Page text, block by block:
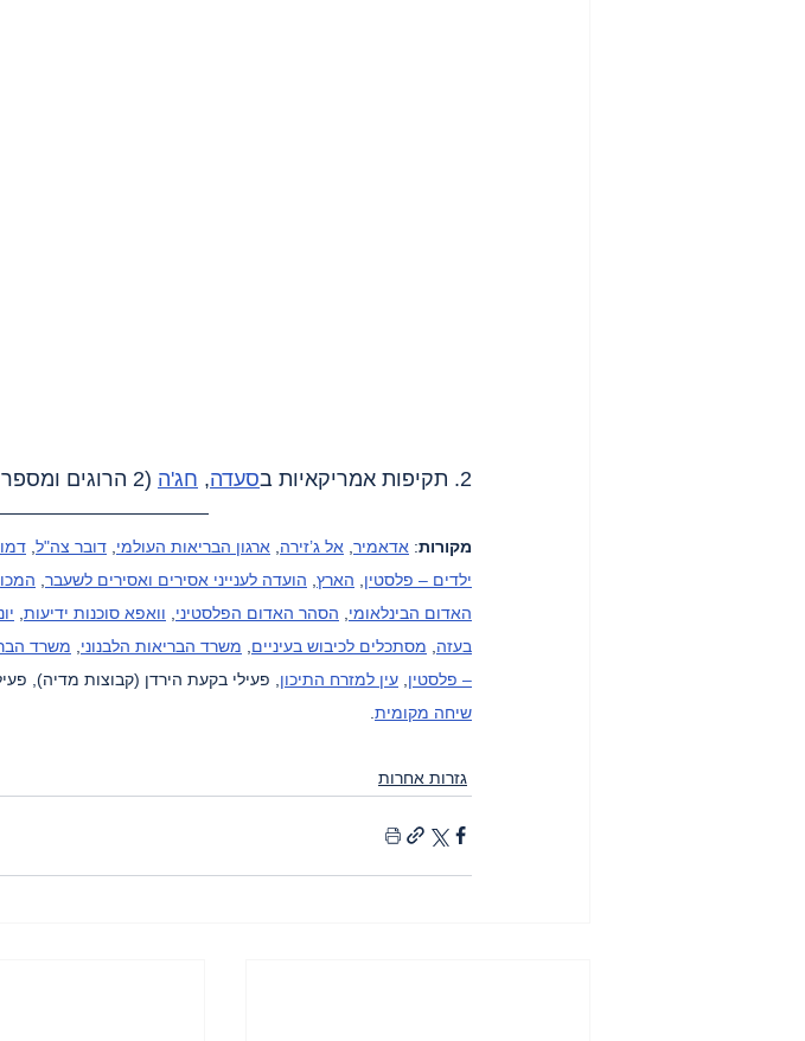
2. תקיפות אמריקאיות ב סעדה, חג'ה (2 הרוגים ומספר פצועים) ו
מקורות: אדאמיר אל ג’זירה ארגון הבריאות העולמי דובר צה"ל
ילדים – פלסטין
הארץ הועדה לענייני אסירים ואסירים לשעבר
האדום הבינלאומי
הסהר האדום הפלסטיני וואפא סוכנות ידיעות
בעזה
מסתכלים לכיבוש בעיניים משרד הבריאות הלבנוני משרד
– פלסטין עין למזרח התיכון , פעילי בקעת הירדן (קבוצות מדיה),
שיחה מקומית
גזרות אחרות